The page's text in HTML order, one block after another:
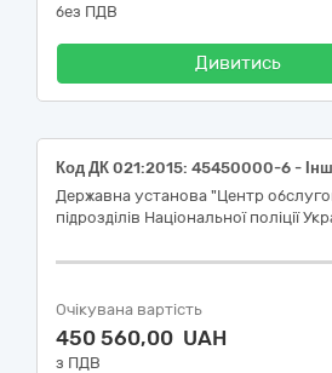
без ПДВ
Дивитись
Державна установа "Центр
підрозділів Національної поліції
Очікувана вартість
450 560,00 UAH
з ПДВ